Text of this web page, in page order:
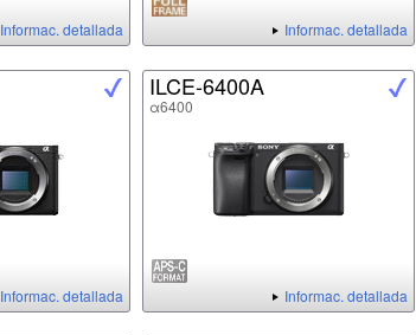
Informac. detallada Informac. detallada
Informac. detallada
ILCE-6400A
α6400
Informac. detallada